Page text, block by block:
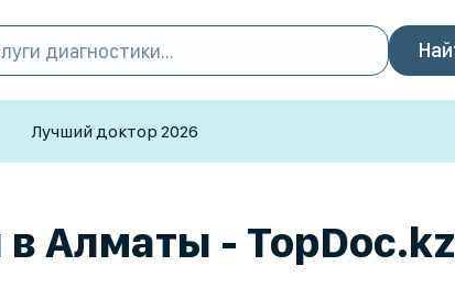
Лучший доктор 2026
Алматы - TopDoc.kz